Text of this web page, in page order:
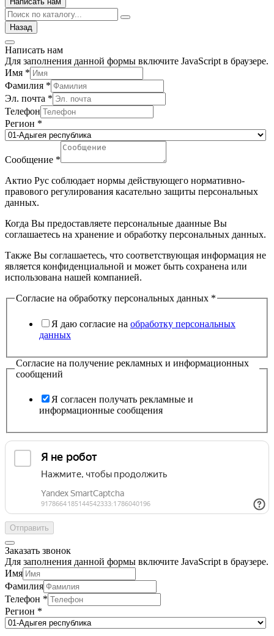
Назад
Написать нам
Для заполнения данной формы включите JavaScript в браузере.
Имя *
Фамилия *
Эл. почта *
Телефон
Регион *
Сообщение *
Актио Рус соблюдает нормы действующего нормативно-
правового регулирования касательно защиты персональных
данных.
Когда Вы предоставляете персональные даанные Вы
соглашаетесь на хранение и обработку персональных данных.
Также Вы соглашаетесь, что соответствующая информация не
является конфиденциальной и может быть сохранена или
использована нашей компанией.
Согласие на обработку персональных данных *
Я даю согласие на обработку персональных
данных
Согласие на получение рекламных и информационных
сообщений
Я согласен получать рекламные и
информационные сообщения
Отправить
Заказать звонок
Для заполнения данной формы включите JavaScript в браузере.
Имя
Фамилия
Телефон *
Регион *